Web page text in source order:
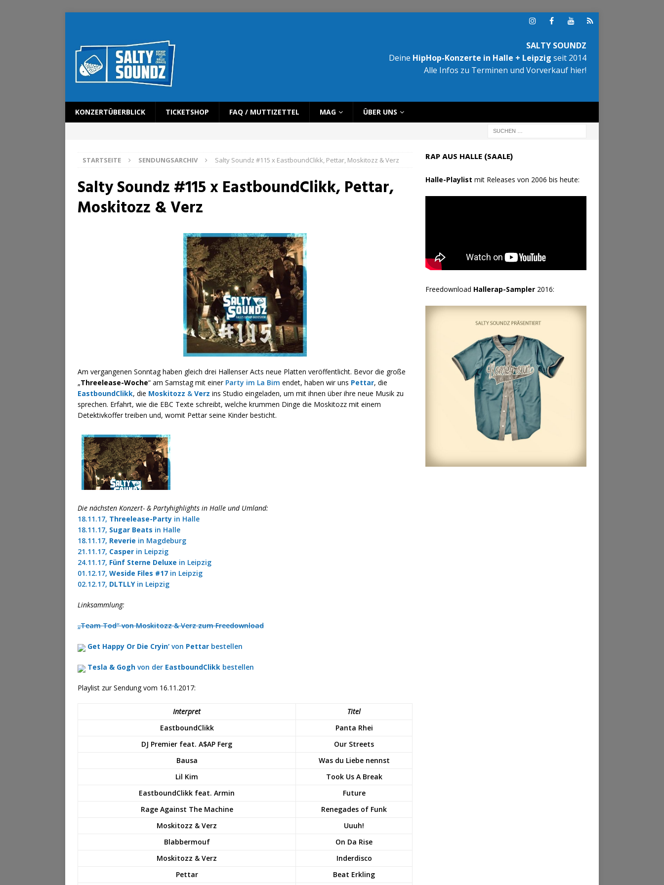
SALTY SOUNDZ
Deine HipHop-Konzerte in Halle + Leipzig seit 2014
Alle Infos zu Terminen und Vorverkauf hier!
KONZERTÜBERBLICK TICKETSHOP FAQ / MUTTIZETTEL MAG ÜBER UNS
STARTSEITE SENDUNGSARCHIV Salty Soundz #115 x EastboundClikk, Pettar, Moskitozz & Verz
Salty Soundz #115 x EastboundClikk, Pettar,
Moskitozz & Verz
Am vergangenen Sonntag haben gleich drei Hallenser Acts neue Platten veröffentlicht. Bevor die große
„Threelease-Woche“ am Samstag mit einer Party im La Bim endet, haben wir uns Pettar, die
EastboundClikk, die Moskitozz & Verz ins Studio eingeladen, um mit ihnen über ihre neue Musik zu
sprechen. Erfahrt, wie die EBC Texte schreibt, welche krummen Dinge die Moskitozz mit einem
Detektivkoffer treiben und, womit Pettar seine Kinder besticht.
Die nächsten Konzert- & Partyhighlights in Halle und Umland:
18.11.17, Threelease-Party in Halle
18.11.17, Sugar Beats in Halle
18.11.17, Reverie in Magdeburg
21.11.17, Casper in Leipzig
24.11.17, Fünf Sterne Deluxe in Leipzig
01.12.17, Weside Files #17 in Leipzig
02.12.17, DLTLLYin Leipzig
Linksammlung:
„Team Tod“ von Moskitozz & Verz zum Freedownload
Get Happy Or Die Cryin‘ von Pettar bestellen
Tesla & Gogh von der EastboundClikk bestellen
Playlist zur Sendung vom 16.11.2017:
Interpret
Titel
EastboundClikk
Panta Rhei
DJ Premier feat. A$AP Ferg
Our Streets
Bausa
Was du Liebe nennst
Lil Kim
Took Us A Break
EastboundClikk feat. Armin
Future
Rage Against The Machine
Renegades of Funk
Moskitozz & Verz
Uuuh!
Blabbermouf
On Da Rise
Moskitozz & Verz
Inderdisco
Pettar
Beat Erkling
RAP AUS HALLE (SAALE)
Halle-Playlist mit Releases von 2006 bis heute:
Freedownload Hallerap-Sampler2016: